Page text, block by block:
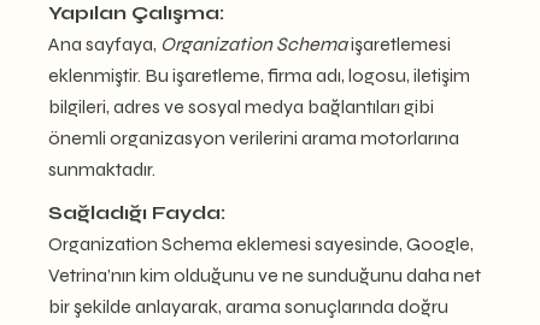
Yapılan Çalışma:
Ana sayfaya, Organization Schemaişaretlemesi
eklenmiştir. Bu işaretleme, firma adı, logosu, iletişim
bilgileri, adres ve sosyal medya bağlantıları gibi
önemli organizasyon verilerini arama motorlarına
sunmaktadır.
Sağladığı Fayda:
Organization Schema eklemesi sayesinde, Google,
Vetrina’nın kim olduğunu ve ne sunduğunu daha net
bir şekilde anlayarak, arama sonuçlarında doğru